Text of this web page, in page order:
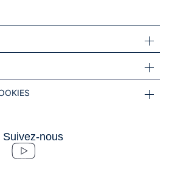
Suivez-nous